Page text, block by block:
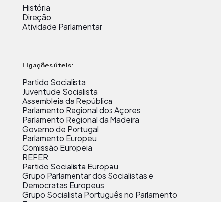
História
Direção
Atividade Parlamentar
Ligações úteis:
Partido Socialista
Juventude Socialista
Assembleia da República
Parlamento Regional dos Açores
Parlamento Regional da Madeira
Governo de Portugal
Parlamento Europeu
Comissão Europeia
REPER
Partido Socialista Europeu
Grupo Parlamentar dos Socialistas e
Democratas Europeus
Grupo Socialista Português no Parlamento